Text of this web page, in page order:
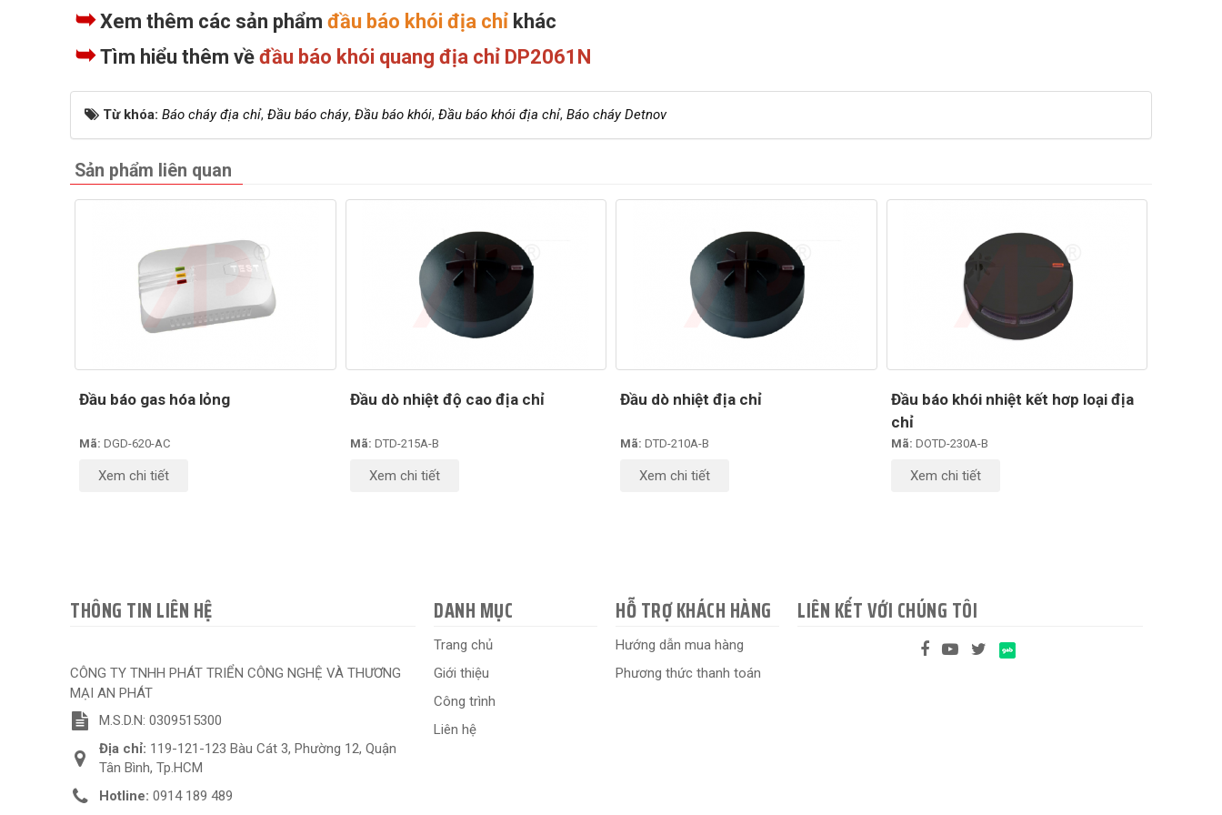
➥Xem thêm các sản phẩm đầu báo khói địa chỉ khác
➥Tìm hiểu thêm về đầu báo khói quang địa chỉ DP2061N
Từ khóa: Báo cháy địa chỉ, Đầu báo cháy, Đầu báo khói, Đầu báo khói địa chỉ, Báo cháy Detnov
Sản phẩm liên quan
Đầu báo gas hóa lỏng
Mã: DGD-620-AC
Xem chi tiết
Đầu dò nhiệt độ cao địa chỉ
Mã: DTD-215A-B
Xem chi tiết
Đầu dò nhiệt địa chỉ
Mã: DTD-210A-B
Xem chi tiết
Đầu báo khói nhiệt kết hơp loại địa
chỉ
Mã: DOTD-230A-B
Xem chi tiết
THÔNG TIN LIÊN HỆ
CÔNG TY TNHH PHÁT TRIỂN CÔNG NGHỆ VÀ THƯƠNG
MẠI AN PHÁT
M.S.D.N: 0309515300
Địa chỉ: 119-121-123 Bàu Cát 3, Phường 12, Quận
Tân Bình, Tp.HCM
Hotline: 0914 189 489
DANH MỤC
Trang chủ
Giới thiệu
Công trình
Liên hệ
HỖ TRỢ KHÁCH HÀNG
Hướng dẫn mua hàng
Phương thức thanh toán
LIÊN KẾT VỚI CHÚNG TÔI